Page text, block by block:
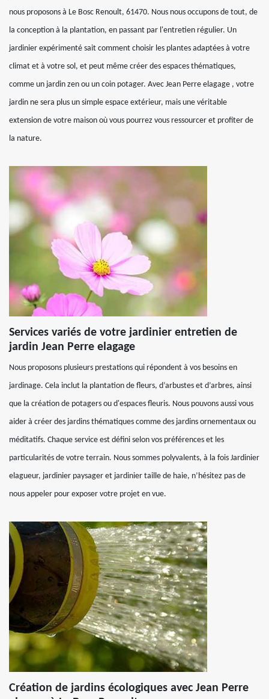
nous proposons à Le Bosc Renoult, 61470. Nous nous occupons de tout, de
la conception à la plantation, en passant par l'entretien régulier. Un
jardinier expérimenté sait comment choisir les plantes adaptées à votre
climat et à votre sol, et peut même créer des espaces thématiques,
comme un jardin zen ou un coin potager. Avec Jean Perre elagage , votre
jardin ne sera plus un simple espace extérieur, mais une véritable
extension de votre maison où vous pourrez vous ressourcer et profiter de
la nature.
Services variés de votre jardinier entretien de
jardin Jean Perre elagage
Nous proposons plusieurs prestations qui répondent à vos besoins en
jardinage. Cela inclut la plantation de fleurs, d’arbustes et d’arbres, ainsi
que la création de potagers ou d'espaces fleuris. Nous pouvons aussi vous
aider à créer des jardins thématiques comme des jardins ornementaux ou
méditatifs. Chaque service est défini selon vos préférences et les
particularités de votre terrain. Nous sommes polyvalents, à la fois Jardinier
elagueur, jardinier paysager et jardinier taille de haie, n’hésitez pas de
nous appeler pour exposer votre projet en vue.
Création de jardins écologiques avec Jean Perre